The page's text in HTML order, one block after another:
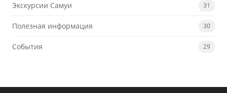
Экскурсии Самуи 31
Полезная информация 30
События 29